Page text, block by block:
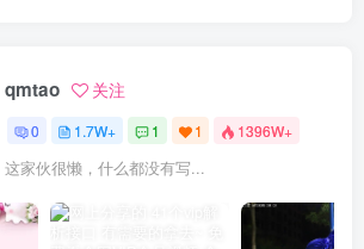
qmtao 关注
0 1.7W+ 1 1 1396W+
这家伙很懒，什么都没有写...